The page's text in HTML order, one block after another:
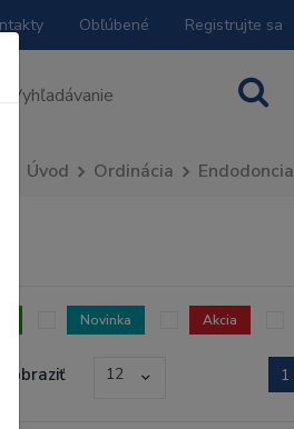
Obľúbené Registrujte sa
Úvod Ordinácia Endodoncia
Novinka Akcia
Zobraziť 12 1